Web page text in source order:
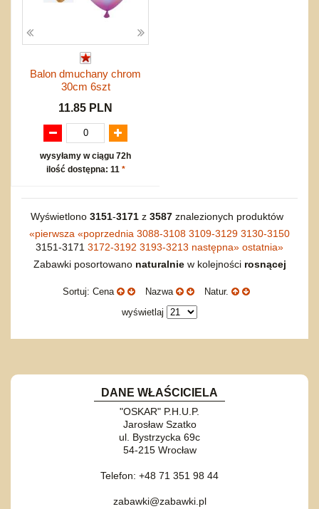
Balon dmuchany chrom
30cm 6szt
11.85 PLN
wysyłamy w ciągu 72h
ilość dostępna: 11 *
Wyświetlono 3151-3171z 3587znalezionych produktów
«pierwsza «poprzednia 3088-3108 3109-3129 3130-3150
3151-3171 3172-3192 3193-3213 następna» ostatnia»
Zabawki posortowano naturalniew kolejności rosnącej
Sortuj: Cena Nazwa
Natur.
wyświetlaj
DANE WŁAŚCICIELA
"OSKAR" P.H.U.P.
Jarosław Szatko
ul. Bystrzycka 69c
54-215 Wrocław
Telefon: +48 71 351 98 44
zabawki@zabawki.pl